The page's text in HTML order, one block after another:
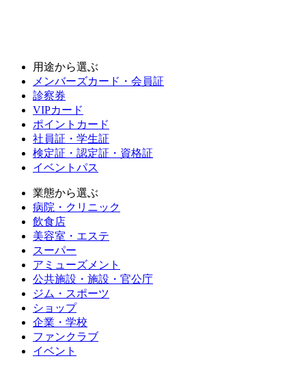
用途から選ぶ
メンバーズカード・会員証
診察券
VIPカード
ポイントカード
社員証・学生証
検定証・認定証・資格証
イベントパス
業態から選ぶ
病院・クリニック
飲食店
美容室・エステ
スーパー
アミューズメント
公共施設・施設・官公庁
ジム・スポーツ
ショップ
企業・学校
ファンクラブ
イベント